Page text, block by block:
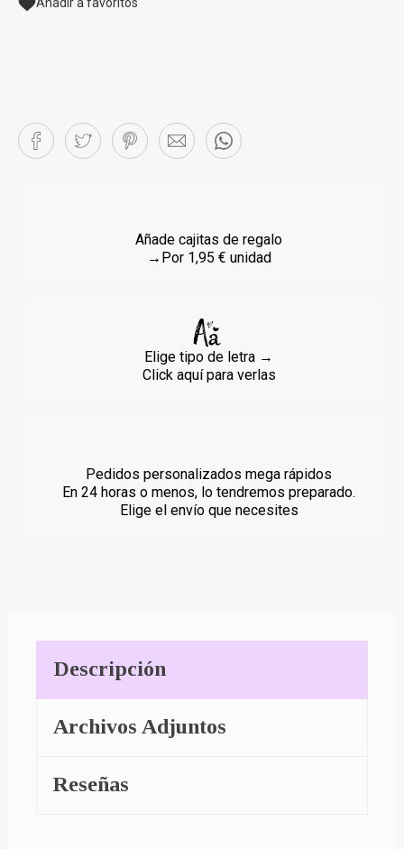
Añade cajitas de regalo
→Por 1,95 € unidad
Elige tipo de letra →
Click aquí para verlas
Pedidos personalizados mega rápidos
En 24 horas o menos, lo tendremos preparado.
Elige el envío que necesites
Descripción
Archivos Adjuntos
Reseñas